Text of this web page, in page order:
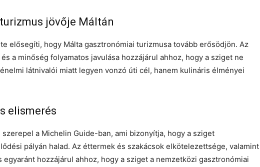
jövője Máltán
elősegíti, hogy Málta gasztronómiai turizmusa tovább erősödjön. Az
a minőség folyamatos javulása hozzájárul ahhoz, hogy a sziget ne
látnivalói miatt legyen vonzó úti cél, hanem kulináris élményei
elismerés
szerepel a Michelin Guide-ban, ami bizonyítja, hogy a sziget
pályán halad. Az éttermek és szakácsok elkötelezettsége, valamint
egyaránt hozzájárul ahhoz, hogy a sziget a nemzetközi gasztronómiai